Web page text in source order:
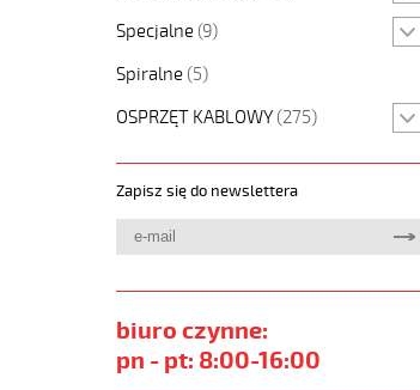
Specjalne (9)
Spiralne (5)
OSPRZĘT KABLOWY (275)
Zapisz się do newslettera
biuro czynne:
pn - pt: 8:00-16:00